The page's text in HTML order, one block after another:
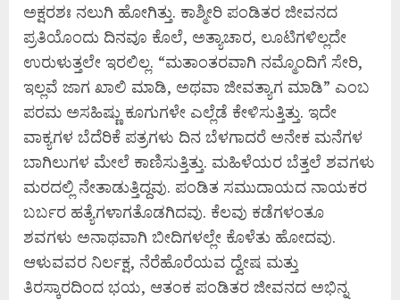
ಅಕ್ಷರಶಃ ನಲುಗಿ ಹೋಗಿತ್ತು. ಕಾಶ್ಮೀರಿ ಪಂಡಿತರ ಜೀವನದ
ಪ್ರತಿಯೊಂದು ದಿನವೂ ಕೊಲೆ, ಅತ್ಯಾಚಾರ, ಲೂಟಿಗಳಿಲ್ಲದೇ
ಉರುಳುತ್ತಲೇ ಇರಲಿಲ್ಲ. “ಮತಾಂತರವಾಗಿ ನಮ್ಮೊಂದಿಗೆ ಸೇರಿ,
ಇಲ್ಲವೆ ಜಾಗ ಖಾಲಿ ಮಾಡಿ, ಅಥವಾ ಜೀವತ್ಯಾಗ ಮಾಡಿ” ಎಂಬ
ಪರಮ ಅಸಹಿಷ್ಣು ಕೂಗುಗಳೇ ಎಲ್ಲೆಡೆ ಕೇಳಿಸುತ್ತಿತ್ತು. ಇದೇ
ವಾಕ್ಯಗಳ ಬೆದೆರಿಕೆ ಪತ್ರಗಳು ದಿನ ಬೆಳಗಾದರೆ ಅನೇಕ ಮನೆಗಳ
ಬಾಗಿಲುಗಳ ಮೇಲೆ ಕಾಣಿಸುತ್ತಿತ್ತು. ಮಹಿಳೆಯರ ಬೆತ್ತಲೆ ಶವಗಳು
ಮರದಲ್ಲಿ ನೇತಾಡುತ್ತಿದ್ದವು. ಪಂಡಿತ ಸಮುದಾಯದ ನಾಯಕರ
ಬರ್ಬರ ಹತ್ಯೆಗಳಾಗತೊಡಗಿದವು. ಕೆಲವು ಕಡೆಗಳಂತೂ
ಶವಗಳು ಅನಾಥವಾಗಿ ಬೀದಿಗಳಲ್ಲೇ ಕೊಳೆತು ಹೋದವು.
ಆಳುವವರ ನಿರ್ಲಕ್ಷ, ನೆರೆಹೊರೆಯವ ದ್ವೇಷ ಮತ್ತು
ತಿರಸ್ಕಾರದಿಂದ ಭಯ, ಆತಂಕ ಪಂಡಿತರ ಜೀವನದ ಅಭಿನ್ನ